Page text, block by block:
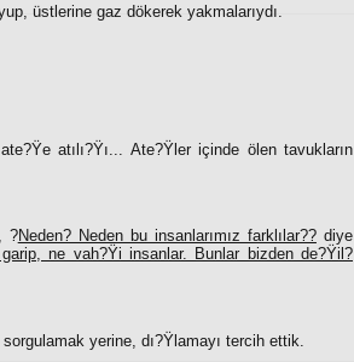
üstlerine gaz dökerek yakmalarıydı.
atılı?Ÿı... Ate?Ÿler içinde ölen tavukların
?Neden? Neden bu insanlarımız farklılar??diye
ne vah?Ÿi insanlar. Bunlar bizden de?Ÿil?
yerine, dı?Ÿlamayı tercih ettik.